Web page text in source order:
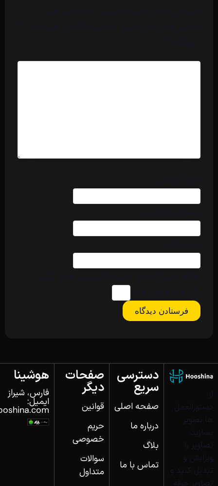
از
دستورالعمل‌
ها تصویر
بسازید،
تصاویر را
ویرایش و
تبدیل کنید و
تصاویر حرفه‌
دسترسی
سریع
صفحه اصلی
درباره ما
بلاگ
تماس با ما
صفحات
دیگر
قوانین
حریم
خصوصی
سوالات
متداول
هوشینا
فارس، شیراز
ایمیل: